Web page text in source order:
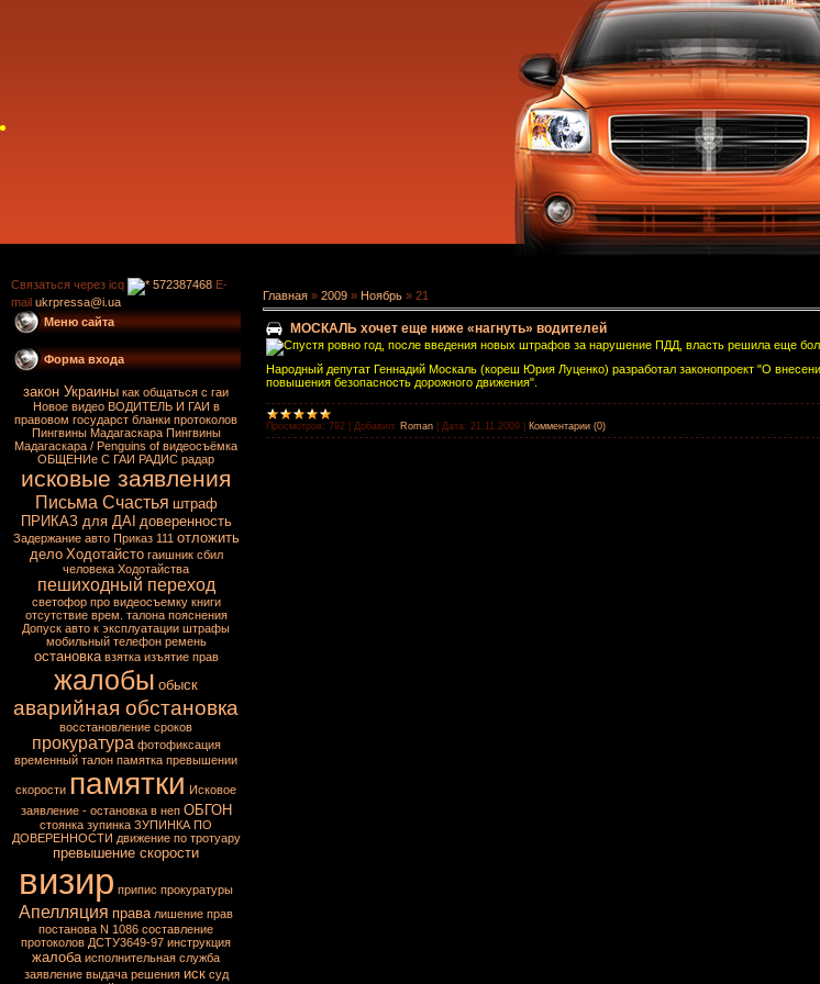
Связаться через icq 572387468 E-
mail ukrpressa@i.ua
Меню сайта
Форма входа
закон Украины как общаться с гаи
Новое видео ВОДИТЕЛЬ И ГАИ в
правовом государст бланки протоколов
Пингвины Мадагаскара Пингвины
Мадагаскара / Penguins of видеосъёмка
ОБЩЕНИе С ГАИ РАДИС радар
исковые заявления
Письма Счастья штраф
ПРИКАЗ для ДАІ доверенность
Задержание авто Приказ 111 отложить
дело Ходотайсто гаишник сбил
человека Ходотайства
пешиходный переход
светофор про видеосъемку книги
отсутствие врем. талона пояснения
Допуск авто к эксплуатации штрафы
мобильный телефон ремень
остановка взятка изъятие прав
жалобы обыск
аварийная обстановка
восстановление сроков
прокуратура фотофиксация
временный талон памятка превышении
скорости памятки Исковое
заявление - остановка в неп ОБГОН
стоянка зупинка ЗУПИНКА ПО
ДОВЕРЕННОСТИ движение по тротуару
превышение скорости
визир припис прокуратуры
Апелляция права лишение прав
постанова N 1086 составление
протоколов ДСТУ3649-97 инструкция
жалоба исполнительная служба
заявление выдача решения иск суд
Главная » 2009 » Ноябрь » 21
МОСКАЛЬ хочет еще ниже «нагнуть» водителей
Спустя ровно год, после введения новых штрафов за нарушение ПДД, власть решила еще
Народный депутат Геннадий Москаль (кореш Юрия Луценко) разработал законопроект "О
повышения безопасность дорожного движения".
Просмотров: 792 Добавил: Roman Дата: 21.11.2009 Комментарии (0)